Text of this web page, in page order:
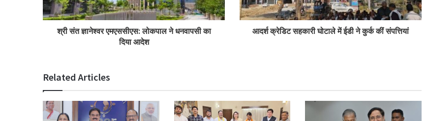
निर्वाचित
ओडिशा के 29.5 लाख किसानों को मिला नैनो उर्वरकों
का लाभ: राज्य मंत्री
श्री संत ज्ञानेश्वर एमएससीएस: लोकपाल ने धनवापसी का
दिया आदेश
आदर्श क्रेडिट सहकारी घोटाले में ईडी ने कुर्क कीं संपत्तियां
Related Articles